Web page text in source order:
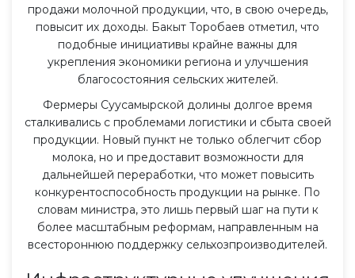
продажи молочной продукции, что, в свою очередь,
повысит их доходы. Бакыт Торобаев отметил, что
подобные инициативы крайне важны для
укрепления экономики региона и улучшения
благосостояния сельских жителей.
Фермеры Суусамырской долины долгое время
сталкивались с проблемами логистики и сбыта своей
продукции. Новый пункт не только облегчит сбор
молока, но и предоставит возможности для
дальнейшей переработки, что может повысить
конкурентоспособность продукции на рынке. По
словам министра, это лишь первый шаг на пути к
более масштабным реформам, направленным на
всестороннюю поддержку сельхозпроизводителей.